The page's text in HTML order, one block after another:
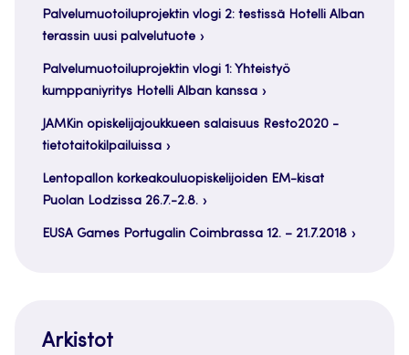
Palvelumuotoiluprojektin vlogi 2: testissä Hotelli Alban
terassin uusi palvelutuote
Palvelumuotoiluprojektin vlogi 1: Yhteistyö
kumppaniyritys Hotelli Alban kanssa
JAMKin opiskelijajoukkueen salaisuus Resto2020 -
tietotaitokilpailuissa
Lentopallon korkeakouluopiskelijoiden EM-kisat
Puolan Lodzissa 26.7.-2.8.
EUSA Games Portugalin Coimbrassa 12. – 21.7.2018
Arkistot